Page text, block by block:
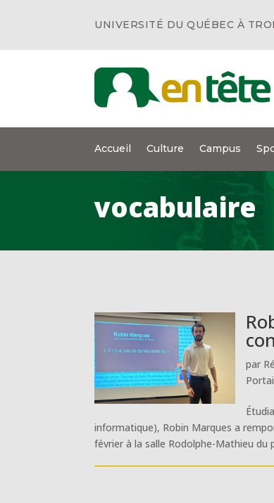
UNIVERSITÉ DU QUÉBEC À
Accueil Culture Campus
vocabulaire
par
informatique), Robin Marques a
février à la salle Rodolphe-Mathieu du